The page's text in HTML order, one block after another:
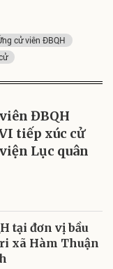
cử viên ĐBQH
ĐBQH
tiếp xúc cử
Lục quân
tại đơn vị bầu
xã Hàm Thuận